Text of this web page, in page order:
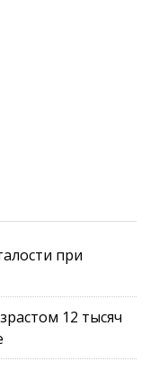
при
12 тысяч